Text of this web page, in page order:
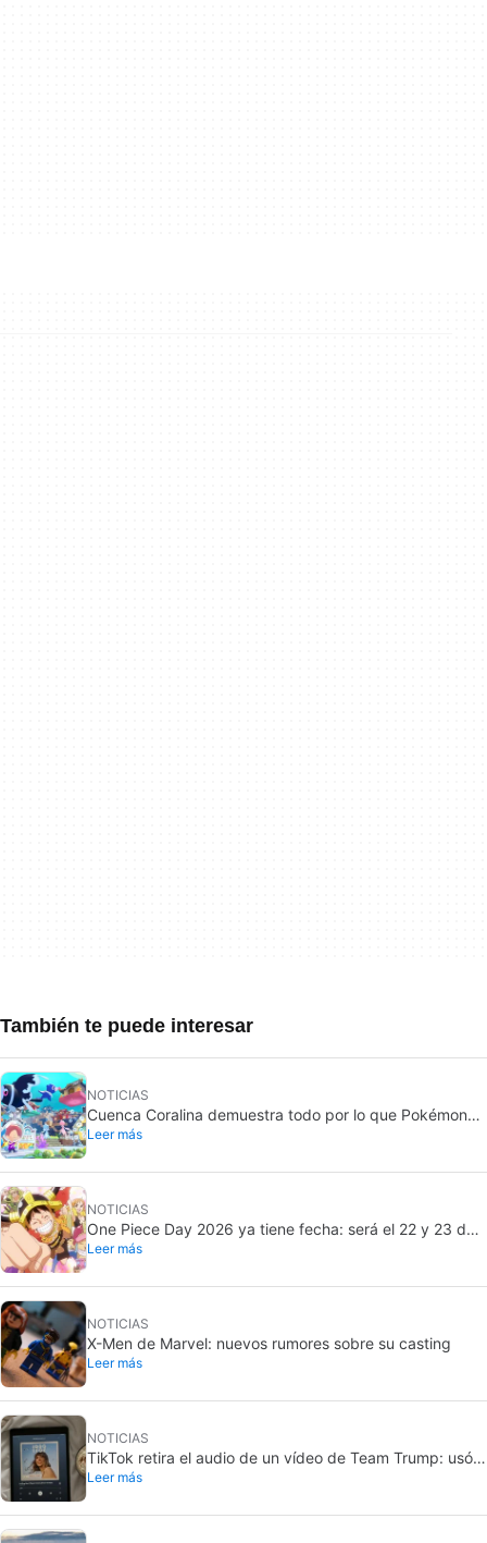
También te puede interesar
NOTICIAS
Cuenca Coralina demuestra todo por lo que Pokémon
Pokopia ha sido un éxito
Leer más
NOTICIAS
One Piece Day 2026 ya tiene fecha: será el 22 y 23 de
agosto
Leer más
NOTICIAS
X-Men de Marvel: nuevos rumores sobre su casting
Leer más
NOTICIAS
TikTok retira el audio de un vídeo de Team Trump: usó
una canción de Taylor Swift
Leer más